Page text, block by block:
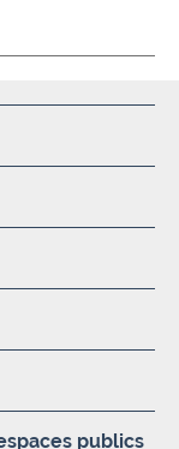
publics